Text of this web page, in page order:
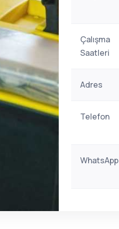
Çalışma
Saatleri
Adres
Telefon
WhatsApp